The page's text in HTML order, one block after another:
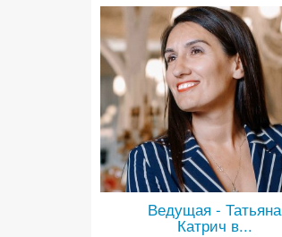
Ведущая - Татьяна
Катрич в...